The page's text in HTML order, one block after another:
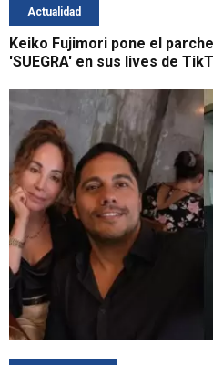
Actualidad
Keiko Fujimori pone el
'SUEGRA' en sus lives de